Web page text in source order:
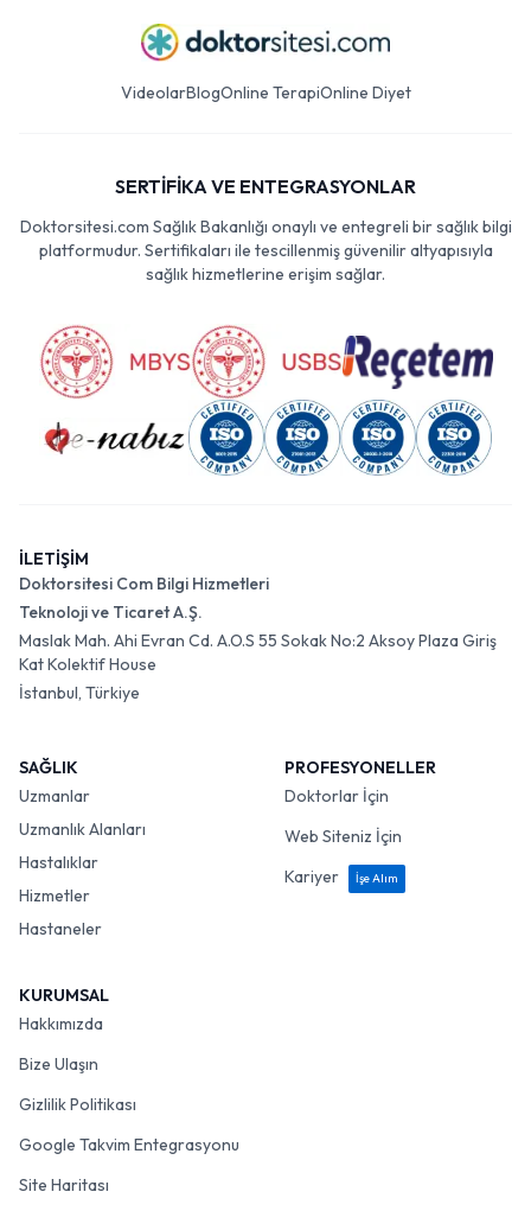
VideolarBlogOnline TerapiOnline Diyet
SERTİFİKA VE ENTEGRASYONLAR
Doktorsitesi.com Sağlık Bakanlığı onaylı ve entegreli bir sağlık bilgi
platformudur. Sertifikaları ile tescillenmiş güvenilir altyapısıyla
sağlık hizmetlerine erişim sağlar.
İLETİŞİM
Doktorsitesi Com Bilgi Hizmetleri
Teknoloji ve Ticaret A.Ş.
Maslak Mah. Ahi Evran Cd. A.O.S 55 Sokak No:2 Aksoy Plaza Giriş
Kat Kolektif House
İstanbul, Türkiye
SAĞLIK
Uzmanlar
Uzmanlık Alanları
Hastalıklar
Hizmetler
Hastaneler
PROFESYONELLER
Doktorlar İçin
Web Siteniz İçin
Kariyer
İşe Alım
KURUMSAL
Hakkımızda
Bize Ulaşın
Gizlilik Politikası
Google Takvim Entegrasyonu
Site Haritası